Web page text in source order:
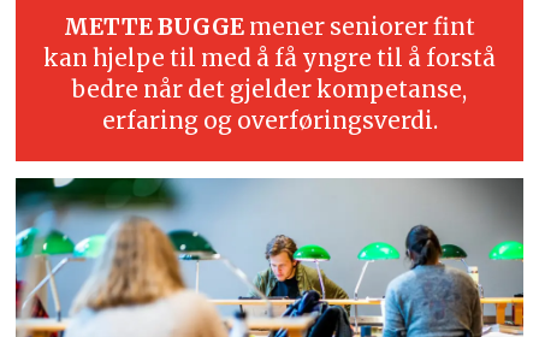
METTE BUGGE mener seniorer fint
kan hjelpe til med å få yngre til å forstå
bedre når det gjelder kompetanse,
erfaring og overføringsverdi.